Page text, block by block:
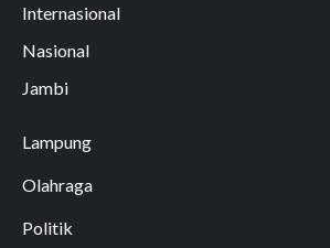
Internasional
Nasional
Jambi
Lampung
Olahraga
Politik